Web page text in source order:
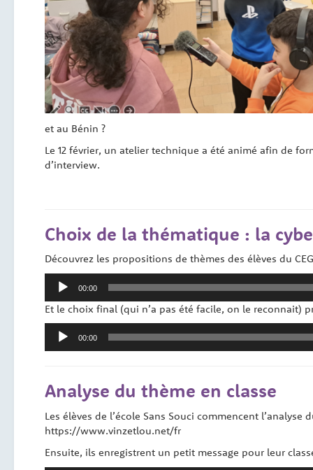
et au Bénin ?
Le 12 février, un atelier technique a été animé afin de
d’interview.
Choix de la thématique : la
Découvrez les propositions de thèmes des élèves du
Lecteur
audio
00:00
Et le choix final (qui n’a pas été facile, on le reconnait)
Lecteur
audio
00:00
Analyse du thème en classe
Les élèves de l’école Sans Souci commencent
https://www.vinzetlou.net/fr
Ensuite, ils enregistrent un petit message pour leur